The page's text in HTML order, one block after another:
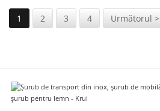
1 2 3 4 Următorul >